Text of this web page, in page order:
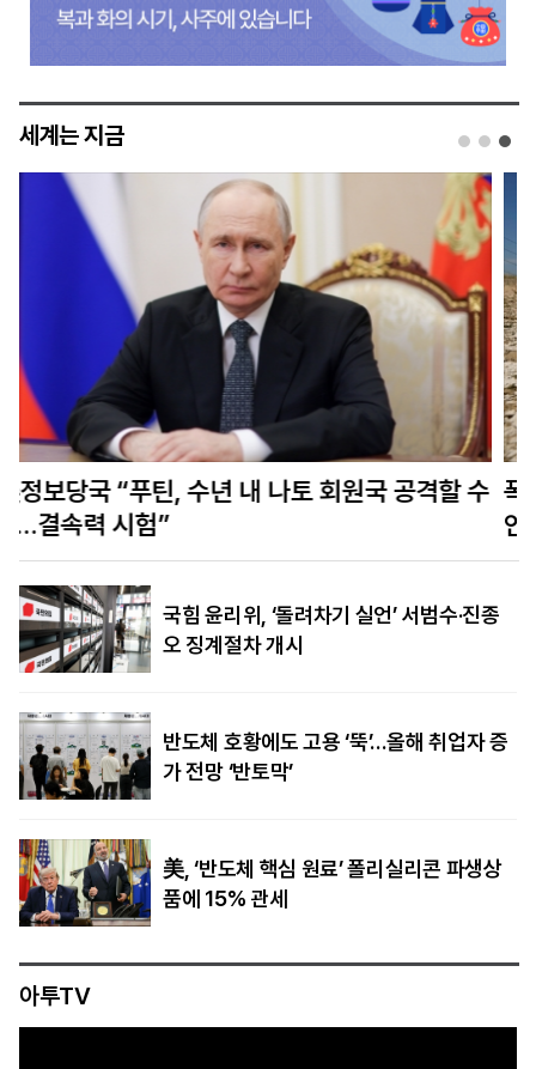
세계는 지금
폭염 속 가뭄에 유럽 경제 위기…‘물류 대동맥’ 라
인강 수위 사상 최저
국힘 윤리위, ‘돌려차기 실언’ 서범수·진종
오 징계절차 개시
반도체 호황에도 고용 ‘뚝’…올해 취업자 증
가 전망 ‘반토막’
美, ‘반도체 핵심 원료’ 폴리실리콘 파생상
품에 15% 관세
아투TV